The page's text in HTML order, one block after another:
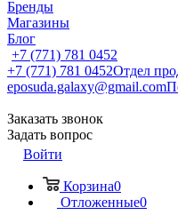
Бренды
Магазины
Блог
+7 (771) 781 0452
+7 (771) 781 0452Отдел
eposuda.galaxy@gmail.com
Заказать звонок
Задать вопрос
Войти
Корзина0
Отложенные0